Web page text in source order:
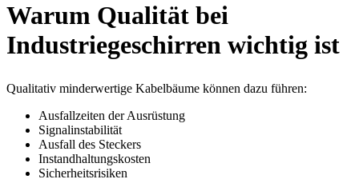
Warum Qualität bei
Industriegeschirren wichtig ist
Qualitativ minderwertige Kabelbäume können dazu führen:
Ausfallzeiten der Ausrüstung
Signalinstabilität
Ausfall des Steckers
Instandhaltungskosten
Sicherheitsrisiken